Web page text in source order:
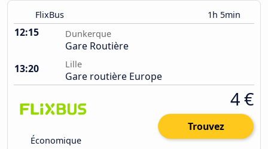
FlixBus 1h 5min
12:15 Dunkerque
Gare Routière
13:20
Lille
Gare routière Europe
Économique
4 €
Trouvez